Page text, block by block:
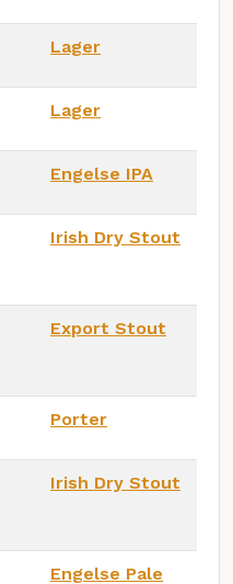
Lager
Lager
Engelse IPA
Irish Dry Stout
Export Stout
Porter
Irish Dry Stout
Engelse Pale